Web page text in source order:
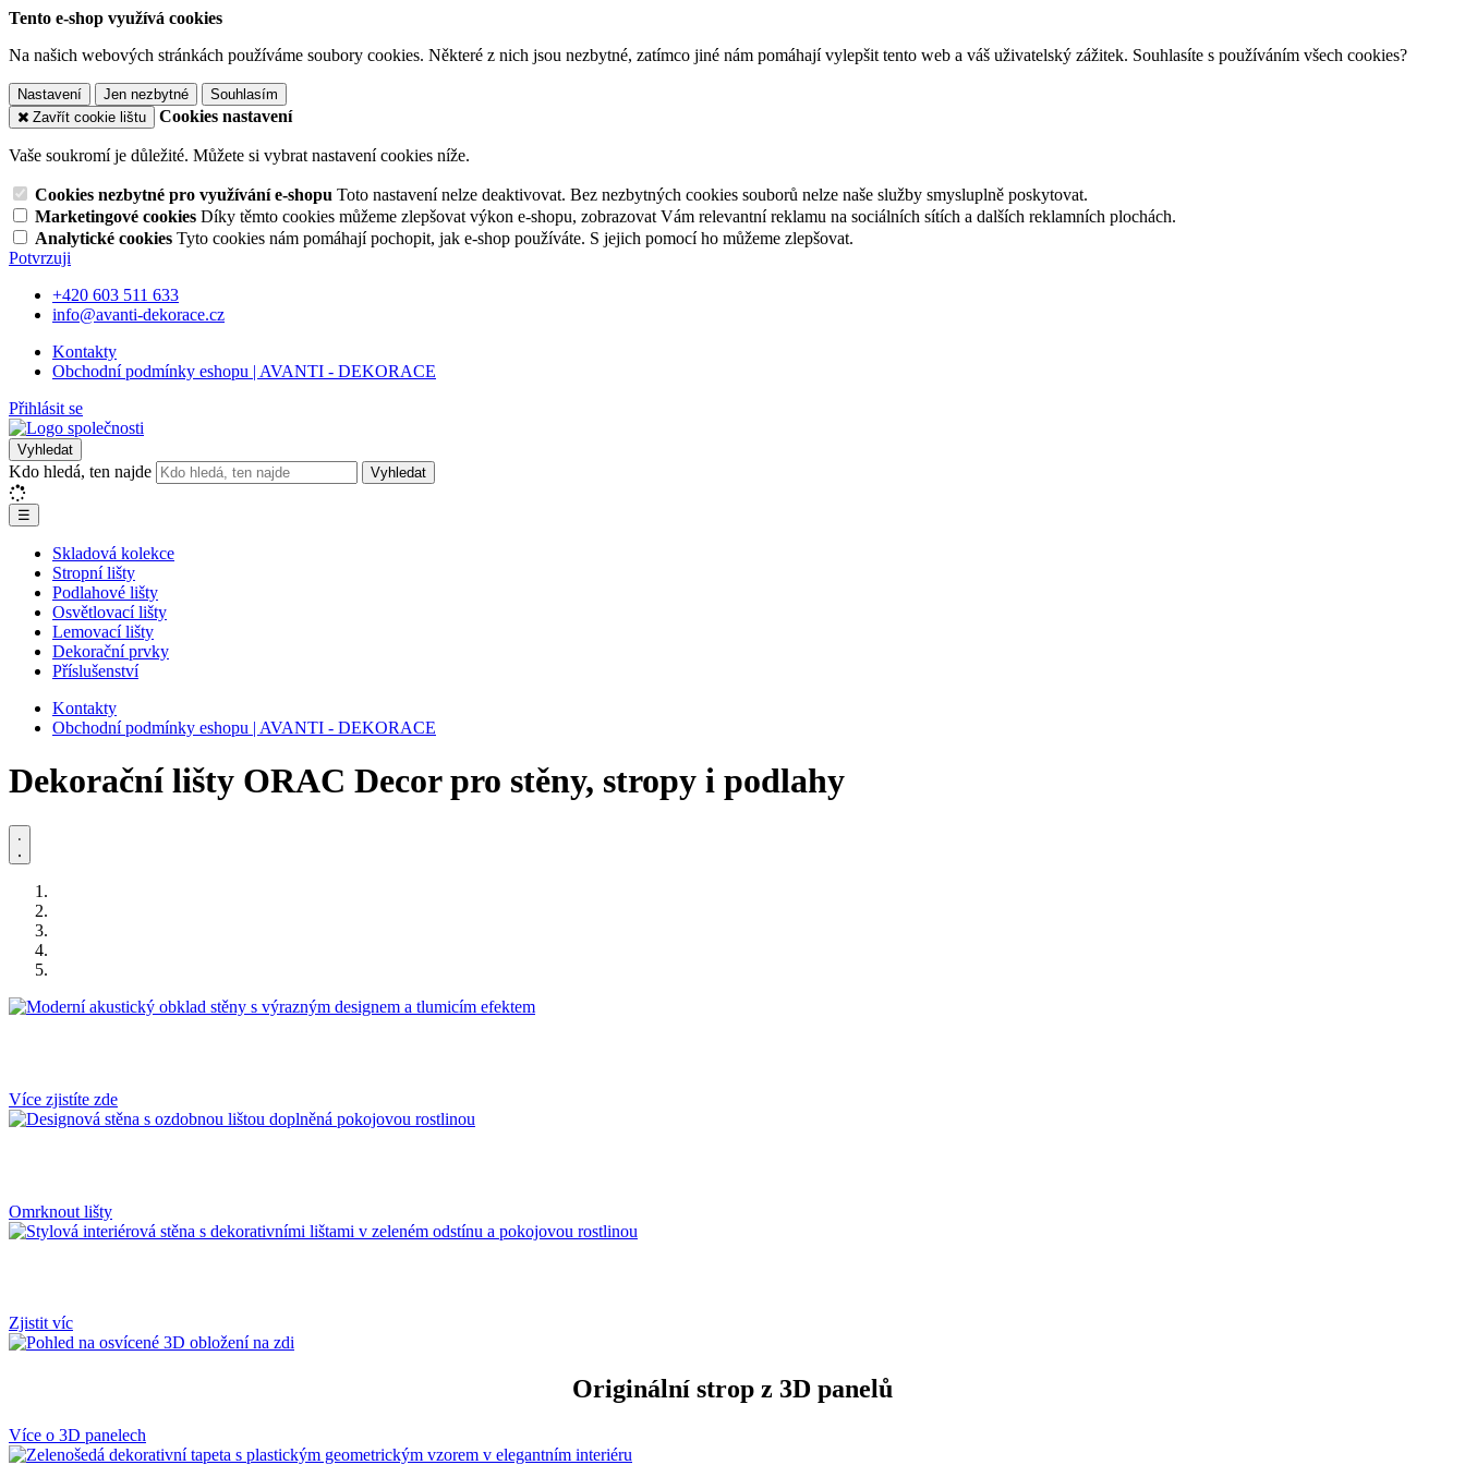
Tento e-shop využívá cookies
Na našich webových stránkách používáme soubory cookies. Některé z nich jsou nezbytné, zatímco jiné nám pomáhají vylepšit tento web a váš uživatelský zážitek. Souhlasíte s používáním všech cookies?
Nastavení Jen nezbytné
Souhlasím
Zavřít cookie lištu
Cookies nastavení
Vaše soukromí je důležité. Můžete si vybrat nastavení cookies níže.
Cookies nezbytné pro využívání e-shopu Toto nastavení nelze deaktivovat. Bez nezbytných cookies souborů nelze naše služby smysluplně poskytovat.
Marketingové cookies Díky těmto cookies můžeme zlepšovat výkon e-shopu, zobrazovat Vám relevantní reklamu na sociálních sítích a dalších reklamních plochách.
Analytické cookies Tyto cookies nám pomáhají pochopit, jak e-shop používáte. S jejich pomocí ho můžeme zlepšovat.
Potvrzuji
+420 603 511 633
info@avanti-dekorace.cz
Kontakty
Obchodní podmínky eshopu | AVANTI - DEKORACE
Přihlásit se
Vyhledat
Kdo hledá, ten najde Vyhledat
☰
Skladová kolekce
Stropní lišty
Podlahové lišty
Osvětlovací lišty
Lemovací lišty
Dekorační prvky
Příslušenství
Kontakty
Obchodní podmínky eshopu | AVANTI - DEKORACE
Dekorační lišty ORAC Decor pro stěny, stropy i podlahy
Více zjistíte zde
Omrknout lišty
Zjistit víc
Originální strop z 3D panelů
Více o 3D panelech